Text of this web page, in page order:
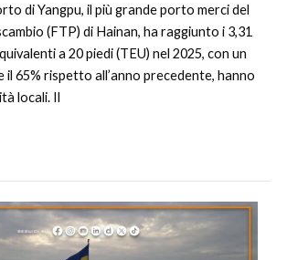
di Yangpu, il più grande porto merci del
(FTP) di Hainan, ha raggiunto i 3,31
a 20 piedi (TEU) nel 2025, con un
il 65% rispetto all’anno precedente, hanno
locali. Il